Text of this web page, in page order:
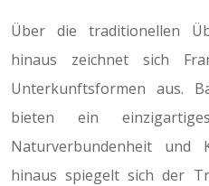
Über die traditionellen
hinaus zeichnet sich
Unterkunftsformen aus.
bieten ein
Naturverbundenheit und
hinaus spiegelt sich der